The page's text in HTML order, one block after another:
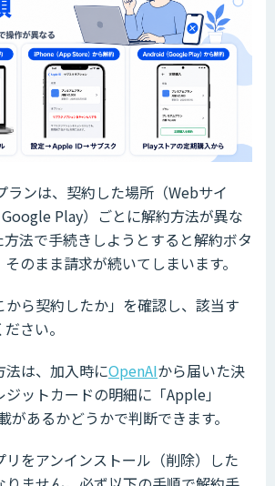
ランは、契約した場所（Webサイ
Play）ごとに解約方法が異な
方法で手続きしようとすると解約ボタ
のまま請求が続いてしまいます。
から契約したか」を確認し、該当す
さい。
法は、加入時にOpenAIから届いた決
ットカードの明細に「Apple」
があるかどうかで判断できます。
リをアンインストール（削除）した